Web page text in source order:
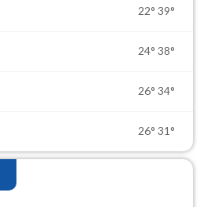
22° 39°
24° 38°
26° 34°
26° 31°